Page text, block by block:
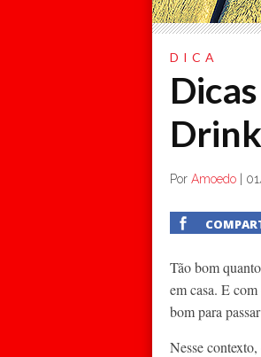
DICA
Por Amoedo
Tão bom
em casa. E
bom para
Nesse